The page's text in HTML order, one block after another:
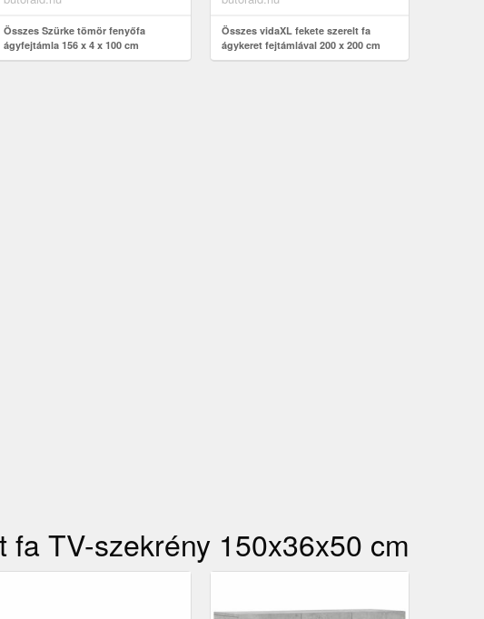
Összes Szürke tömör fenyőfa
ágyfejtámla 156 x 4 x 100 cm
Összes vidaXL fekete szerelt fa
ágykeret fejtámlával 200 x 200 cm
TV-szekrény 150x36x50 cm